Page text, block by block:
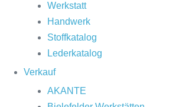
Werkstatt
Handwerk
Stoffkatalog
Lederkatalog
Verkauf
AKANTE